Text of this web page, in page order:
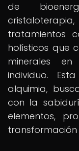
de
tratamientos
holísticos que
minerales
individuo.
alquimia,
con la
elementos,
transformación